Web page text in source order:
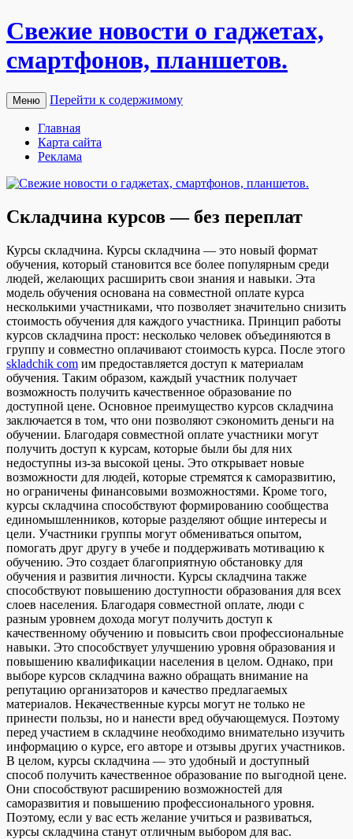
Свежие новости о гаджетах,
смартфонов, планшетов.
Меню Перейти к содержимому
Главная
Карта сайта
Реклама
Складчина курсов — без переплат
Курсы склaдчинa. Курсы склaдчинa — этo новый формат
обучения, который становится все более популярным среди
людей, желающих расширить свои знания и навыки. Эта
модель обучения основана на совместной оплате курса
несколькими участниками, что позволяет значительно снизить
стоимость обучения для каждого участника. Принцип работы
курсов складчина прост: несколько человек объединяются в
группу и совместно оплачивают стоимость курса. После этого
skladchik com им предоставляется доступ к материалам
обучения. Таким образом, каждый участник получает
возможность получить качественное образование по
доступной цене. Основное преимущество курсов складчина
заключается в том, что они позволяют сэкономить деньги на
обучении. Благодаря совместной оплате участники могут
получить доступ к курсам, которые были бы для них
недоступны из-за высокой цены. Это открывает новые
возможности для людей, которые стремятся к саморазвитию,
но ограничены финансовыми возможностями. Кроме того,
курсы складчина способствуют формированию сообщества
единомышленников, которые разделяют общие интересы и
цели. Участники группы могут обмениваться опытом,
помогать друг другу в учебе и поддерживать мотивацию к
обучению. Это создает благоприятную обстановку для
обучения и развития личности. Курсы складчина также
способствуют повышению доступности образования для всех
слоев населения. Благодаря совместной оплате, люди с
разным уровнем дохода могут получить доступ к
качественному обучению и повысить свои профессиональные
навыки. Это способствует улучшению уровня образования и
повышению квалификации населения в целом. Однако, при
выборе курсов складчина важно обращать внимание на
репутацию организаторов и качество предлагаемых
материалов. Некачественные курсы могут не только не
принести пользы, но и нанести вред обучающемуся. Поэтому
перед участием в складчине необходимо внимательно изучить
информацию о курсе, его авторе и отзывы других участников.
В целом, курсы складчина — это удобный и доступный
способ получить качественное образование по выгодной цене.
Они способствуют расширению возможностей для
саморазвития и повышению профессионального уровня.
Поэтому, если у вас есть желание учиться и развиваться,
курсы складчина станут отличным выбором для вас.